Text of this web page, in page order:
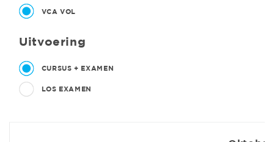
VCA VOL
Uitvoering
CURSUS + EXAMEN
LOS EXAMEN